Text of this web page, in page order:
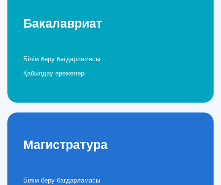
Бакалавриат
Білім беру бағдарламасы
Қабылдау ережелері
Магистратура
Білім беру бағдарламасы